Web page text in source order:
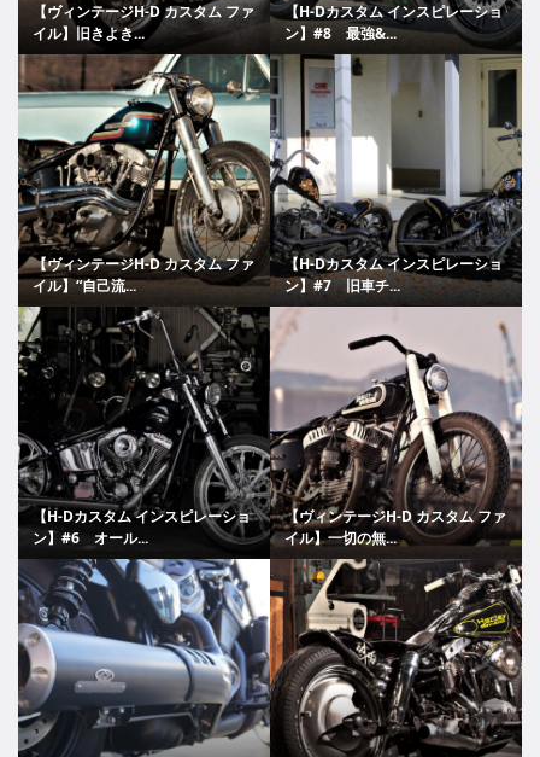
【ヴィンテージH-D カスタム ファ
イル】旧きよき...
【H-Dカスタム インスピレーショ
ン】#8 最強&...
【ヴィンテージH-D カスタム ファ
イル】“自己流...
【H-Dカスタム インスピレーショ
ン】#7 旧車チ...
【H-Dカスタム インスピレーショ
ン】#6 オール...
【ヴィンテージH-D カスタム ファ
イル】一切の無...